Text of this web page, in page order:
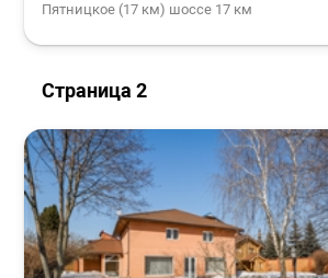
Пятницкое (17 км) шоссе 17 км
Страница 2